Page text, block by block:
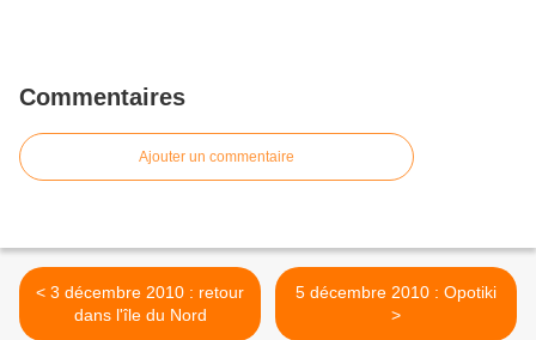
Commentaires
Ajouter un commentaire
< 3 décembre 2010 : retour
dans l'île du Nord
5 décembre 2010 : Opotiki
>